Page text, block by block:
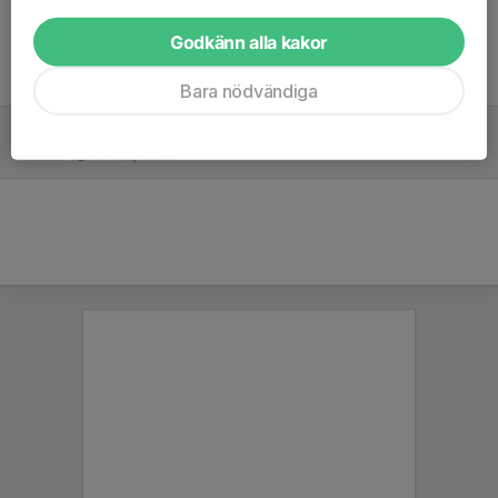
Godkänn alla kakor
Bara nödvändiga